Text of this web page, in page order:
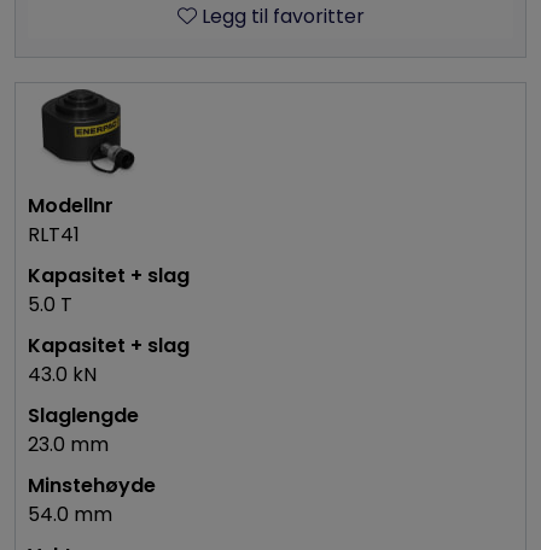
Legg til favoritter
RLT41
5.0 T
43.0 kN
23.0 mm
54.0 mm